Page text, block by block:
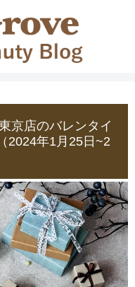
京店のバレンタイ
2024年1月25日~2